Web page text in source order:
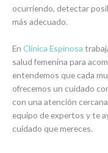
ocurriendo, detectar
más adecuado.
En Clínica Espinosa
salud femenina para
entendemos que cada
ofrecemos un cuidado
con una atención
equipo de expertos y te
cuidado que mereces.